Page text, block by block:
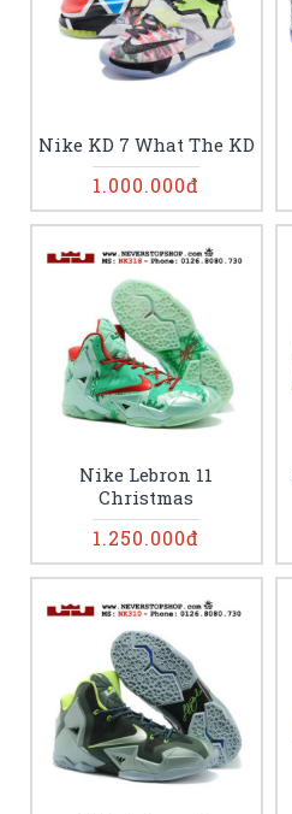
Nike KD 7 What The KD
1.000.000đ
Nike Lebron 11
Christmas
1.250.000đ